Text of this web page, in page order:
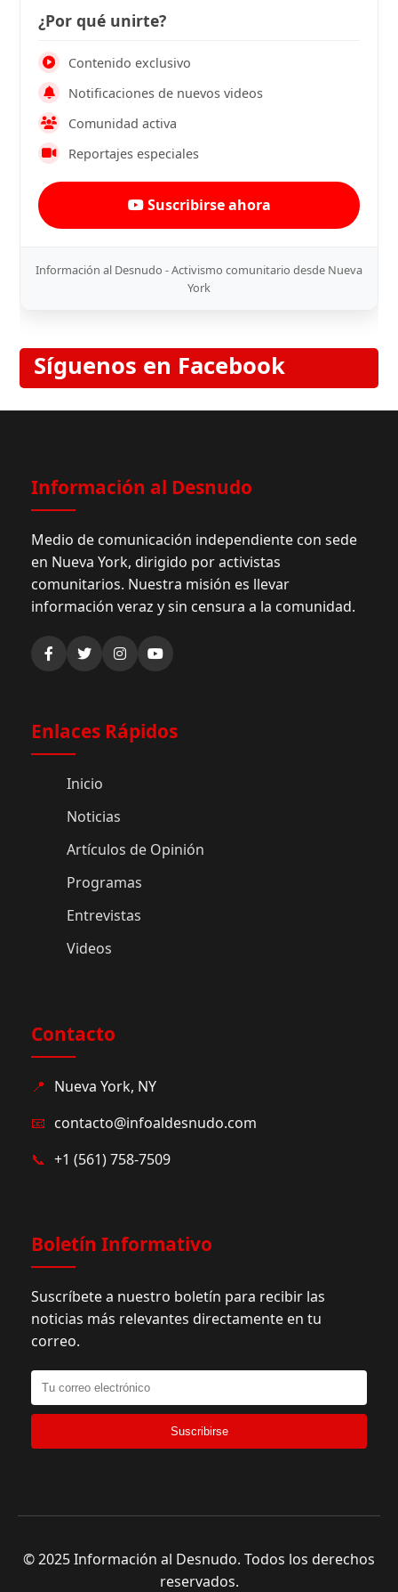
¿Por qué unirte?
Contenido exclusivo
Notificaciones de nuevos videos
Comunidad activa
Reportajes especiales
Suscribirse ahora
Información al Desnudo - Activismo comunitario desde Nueva
York
Síguenos en Facebook
Información al Desnudo
Medio de comunicación independiente con sede
en Nueva York, dirigido por activistas
comunitarios. Nuestra misión es llevar
información veraz y sin censura a la comunidad.
Enlaces Rápidos
Inicio
Noticias
Artículos de Opinión
Programas
Entrevistas
Videos
Contacto
📍 Nueva York, NY
📧 contacto@infoaldesnudo.com
📞 +1 (561) 758-7509
Boletín Informativo
Suscríbete a nuestro boletín para recibir las
noticias más relevantes directamente en tu
correo.
Suscribirse
© 2025 Información al Desnudo. Todos los derechos
reservados.